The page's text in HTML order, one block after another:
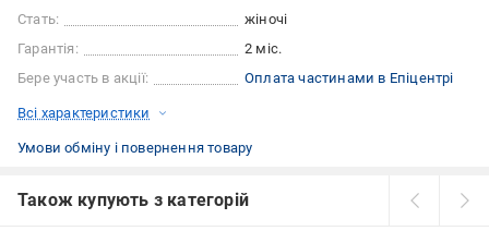
Стать:
жіночі
Гарантія:
2 міс.
Бере участь в акції:
Оплата частинами в Епіцентрі
Всі характеристики
Умови обміну і повернення товару
Також купують з категорій